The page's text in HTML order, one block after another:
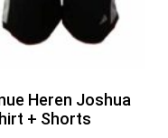
Heren Joshua
+ Shorts